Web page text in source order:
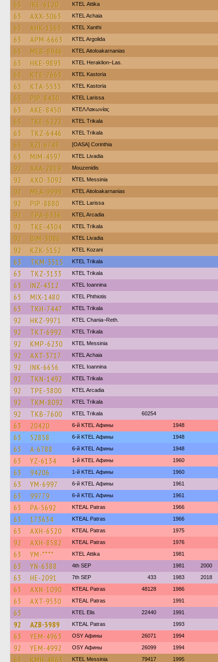
63 IKE-6120 KΤΕL Αttika
63 AXX-3063 KTEL Achaia
63 AHK-1563 KTEL Xanthi
63 APM-6663 KTEL Argolida
63 MEB-8946 KTEL Aitoloakarnanias
63 HKE-9893 KTEL Heraklion–Las.
63 KTE-7663 KTEL Kastoria
63 KTA-5533 KTEL Kastoria
63 PIP-8430 KTEL Larissa
63 AKE-8450 ΚΤΕΛ Λακωνίας
63 TKE-6222 ΚΤΕL Τrikala
63 TKZ-6446 ΚΤΕL Τrikala
63 XZI-6743 [OASA] Corinthia
63 MIM-4597 KTEL Livadia
92 XAA-2819 Mouzenidis
92 AXO-3092 KTEL Messinia
92 MEA-9999 KTEL Aitoloakarnanias
92 PIP-8880 KTEL Larissa
92 TPA-6336 KTEL Arcadia
92 TKE-4304 ΚΤΕL Τrikala
92 BIM-3086 KTEL Livadia
92 KZK-5152 ΚΤΕL Kozani
63 TKM-3515 ΚΤΕL Τrikala
63 TKZ-3133 ΚΤΕL Τrikala
63 INZ-4312 KTEL Ioannina
63 MIX-1480 ΚΤΕL Phthiotis
63 TKH-7447 ΚΤΕL Τrikala
92 HKZ-9971 KTEL Chania–Reth.
92 TKT-6992 ΚΤΕL Τrikala
92 KMP-6230 KTEL Messinia
92 AXT-3717 KTEL Achaia
92 INK-6656 KTEL Ioannina
92 TKN-1492 ΚΤΕL Τrikala
92 TPE-3800 KTEL Arcadia
92 TKM-8092 ΚΤΕL Τrikala
92 TKB-7600 ΚΤΕL Τrikala 60254
63 20420 6-й KTEL Афины 1948
63 52858 6-й KTEL Афины 1948
63 A-6788 6-й KTEL Афины 1948
63 YZ-6134 1-й KTEL Афины 1960
63 94206 1-й KTEL Афины 1960
63 YM-6997 6-й KTEL Афины 1961
63 99779 6-й KTEL Афины 1961
63 PA-5692 KTEAL Patras 1966
63 173634 KTEAL Patras 1966
63 AXH-6520 KTEAL Patras 1975
92 AXH-8582 KTEAL Patras 1976
63 YM-**** KΤΕL Αttika 1981
63 YN-6388 4th SEP 1981 2000
63 HE-2091 7th SEP 433 1983 2018
63 AXN-1090 KTEAL Patras 48128 1986
63 AXT-9530 KTEAL Patras 1991
63 KTEL Elis 22440 1991
92 AZB-3989 KTEAL Patras 1993
63 YEM-4963 OSY Афины 26071 1994
92 YEM-4992 OSY Афины 26099 1994
63 KMH-4863 KTEL Messinia 79417 1995